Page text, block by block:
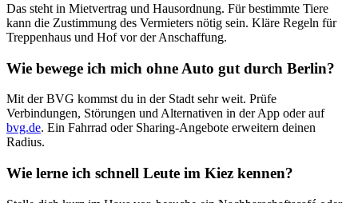
Das steht in Mietvertrag und Hausordnung. Für bestimmte Tiere
kann die Zustimmung des Vermieters nötig sein. Kläre Regeln für
Treppenhaus und Hof vor der Anschaffung.
Wie bewege ich mich ohne Auto gut durch Berlin?
Mit der BVG kommst du in der Stadt sehr weit. Prüfe
Verbindungen, Störungen und Alternativen in der App oder auf
bvg.de. Ein Fahrrad oder Sharing‑Angebote erweitern deinen
Radius.
Wie lerne ich schnell Leute im Kiez kennen?